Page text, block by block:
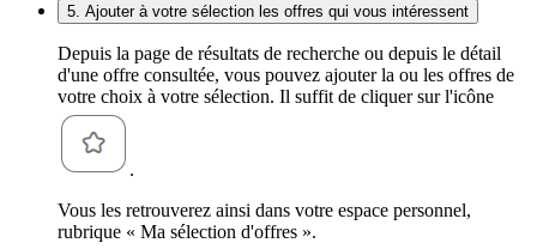
5. Ajouter à votre sélection les offres qui vous intéressent
Depuis la page de résultats de recherche ou depuis le détail
d'une offre consultée, vous pouvez ajouter la ou les offres de
votre choix à votre sélection. Il suffit de cliquer sur l'icône
.
Vous les retrouverez ainsi dans votre espace personnel,
rubrique « Ma sélection d'offres ».